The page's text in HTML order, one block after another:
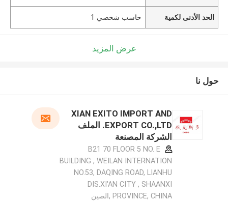
الحد الأدنى لكمية حاسب شخصي 1
عرض المزيد
حول نا
XIAN EXITO IMPORT AND
EXPORT CO.,LTD. الملف
الشركة المصنعة
B21 70 FLOOR 5 NO. E
BUILDING , WEILAN INTERNATION
NO.53, DAQING ROAD, LIANHU
DIS.XI'AN CITY , SHAANXI
PROVINCE, CHINA ,الصين